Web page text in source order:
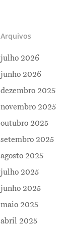
Arquivos
julho 2026
junho 2026
dezembro 2025
novembro 2025
outubro 2025
setembro 2025
agosto 2025
julho 2025
junho 2025
maio 2025
abril 2025